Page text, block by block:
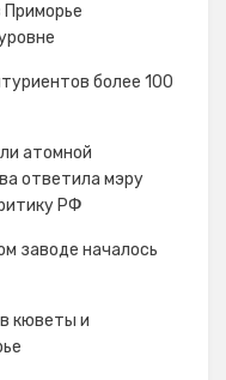
более 100
атомной
ответила мэру
РФ
заводе началось
кюветы и